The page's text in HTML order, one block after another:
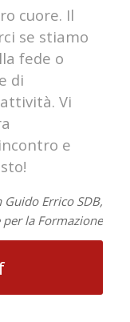
cuore. Il
se stiamo
fede o
di
Vi
e
Guido Errico SDB,
la Formazione